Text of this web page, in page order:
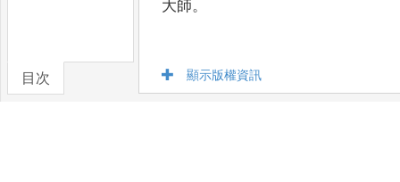
目次
大師。
顯示版權資訊